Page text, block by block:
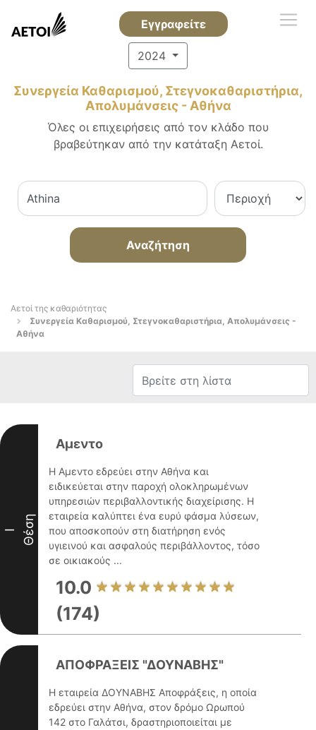
Εγγραφείτε
2024
Συνεργεία Καθαρισμού, Στεγνοκαθαριστήρια,
Απολυμάνσεις - Αθήνα
Όλες οι επιχειρήσεις από τον κλάδο που
βραβεύτηκαν από την κατάταξη Αετοί.
Αναζήτηση
Αετοί της καθαριότητας
Συνεργεία Καθαρισμού, Στεγνοκαθαριστήρια, Απολυμάνσεις -
Αθήνα
I Θέση
Αμεντο
Η Αμεντο εδρεύει στην Αθήνα και
ειδικεύεται στην παροχή ολοκληρωμένων
υπηρεσιών περιβαλλοντικής διαχείρισης. Η
εταιρεία καλύπτει ένα ευρύ φάσμα λύσεων,
που αποσκοπούν στη διατήρηση ενός
υγιεινού και ασφαλούς περιβάλλοντος, τόσο
σε οικιακούς ...
10.0
(174)
ΑΠΟΦΡΑΞΕΙΣ "ΔΟΥΝΑΒΗΣ"
Η εταιρεία ΔΟΥΝΑΒΗΣ Αποφράξεις, η οποία
εδρεύει στην Αθήνα, στον δρόμο Ωρωπού
142 στο Γαλάτσι, δραστηριοποιείται με